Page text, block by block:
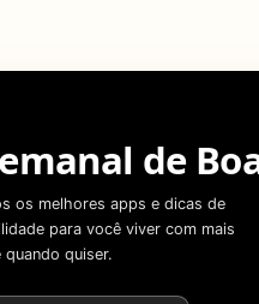
de
os melhores apps e dicas de
para você viver com mais
quando quiser.